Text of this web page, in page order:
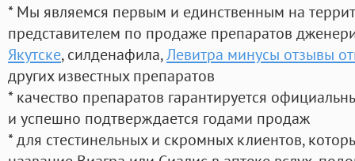
* Мы являемся первым и единственным на
представителем по продаже препаратов
Якутске, силденафила,Левитра минусы отзывы
других известных препаратов
* качество препаратов гарантируется
и успешно подтверждается годами продаж
* для стестинельных и скромных клиентов,